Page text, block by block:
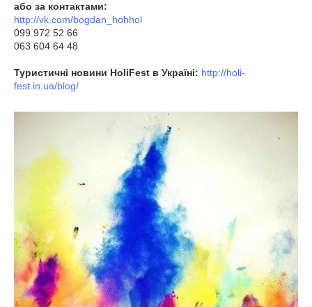
або за контактами:
http://vk.com/bogdan_hohhol
099 972 52 66
063 604 64 48
Туристичні новини HoliFest в Україні: http://holi-
fest.in.ua/blog/